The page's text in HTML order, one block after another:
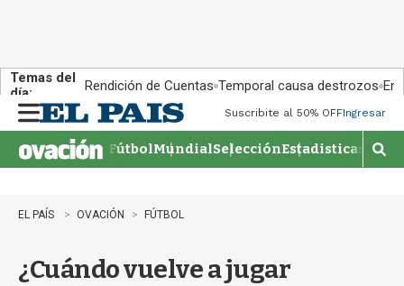
Temas del
día:
Rendición de Cuentas Temporal causa destrozos En
n
u
Suscribite al 50% OFFIngresar
FútbolMundialSelecciónEstadisticas
M
o
EL PAÍS OVACIÓN FÚTBOL
¿Cuándo vuelve a jugar